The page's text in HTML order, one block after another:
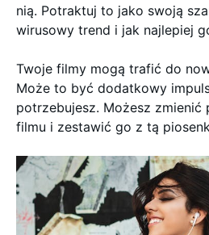
nią. Potraktuj to jako swoją
wirusowy trend i jak najlepiej
Twoje filmy mogą trafić do
Może to być dodatkowy
potrzebujesz. Możesz zmienić
filmu i zestawić go z tą